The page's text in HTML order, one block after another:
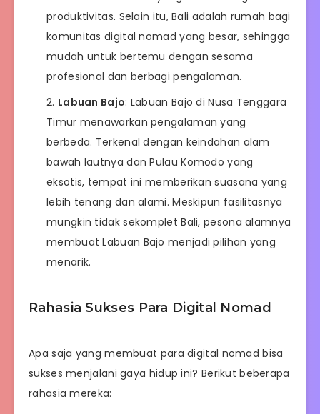
produktivitas. Selain itu, Bali adalah rumah bagi
komunitas digital nomad yang besar, sehingga
mudah untuk bertemu dengan sesama
profesional dan berbagi pengalaman.
Labuan Bajo: Labuan Bajo di Nusa Tenggara
Timur menawarkan pengalaman yang
berbeda. Terkenal dengan keindahan alam
bawah lautnya dan Pulau Komodo yang
eksotis, tempat ini memberikan suasana yang
lebih tenang dan alami. Meskipun fasilitasnya
mungkin tidak sekomplet Bali, pesona alamnya
membuat Labuan Bajo menjadi pilihan yang
menarik.
Rahasia Sukses Para Digital Nomad
Apa saja yang membuat para digital nomad bisa
sukses menjalani gaya hidup ini? Berikut beberapa
rahasia mereka: